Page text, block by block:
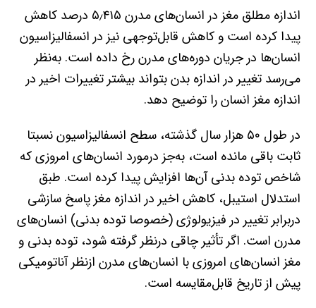
اندازه مطلق مغز در انسان‌های مدرن ۵٫۴۱۵ درصد کاهش
پیدا کرده است و کاهش قابل‌توجهی نیز در انسفالیزاسیون
انسان‌ها در جریان دوره‌های مدرن رخ داده است. به‌نظر
می‌رسد تغییر در اندازه بدن بتواند بیشتر تغییرات اخیر در
اندازه مغز انسان را توضیح دهد.
در طول ۵۰ هزار سال گذشته، سطح انسفالیزاسیون نسبتا
ثابت باقی مانده است، به‌جز درمورد انسان‌های امروزی که
شاخص توده بدنی آن‌ها افزایش پیدا کرده است. طبق
استدلال استیبل، کاهش‌ اخیر در اندازه مغز پاسخ سازشی
دربرابر تغییر در فیزیولوژی (خصوصا توده بدنی) انسان‌های
مدرن است. اگر تأثیر چاقی درنظر گرفته شود، توده بدنی و
مغز انسان‌های امروزی با انسان‌های مدرن ازنظر آناتومیکی
پیش از تاریخ قابل‌مقایسه است.